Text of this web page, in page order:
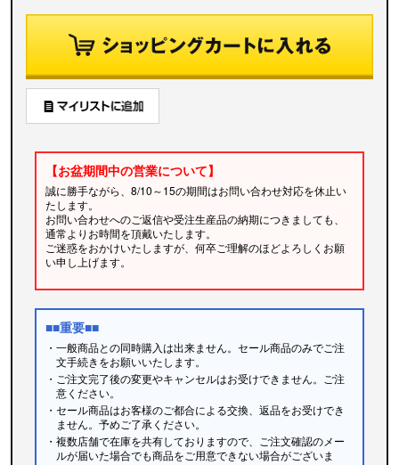
【お盆期間中の営業について】
誠に勝手ながら、8/10～15の期間はお問い合わせ対応を休止い
たします。
お問い合わせへのご返信や受注生産品の納期につきましても、
通常よりお時間を頂戴いたします。
ご迷惑をおかけいたしますが、何卒ご理解のほどよろしくお願
い申し上げます。
■■重要■■
・一般商品との同時購入は出来ません。セール商品のみでご注
文手続きをお願いいたします。
・ご注文完了後の変更やキャンセルはお受けできません。ご注
意ください。
・セール商品はお客様のご都合による交換、返品をお受けでき
ません。予めご了承ください。
・複数店舗で在庫を共有しておりますので、ご注文確認のメー
ルが届いた場合でも商品をご用意できない場合がございま